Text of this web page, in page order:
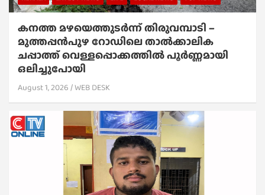
കനത്ത മഴയെത്തുടർന്ന് തിരുവമ്പാടി –
മുത്തപ്പൻപുഴ റോഡിലെ താൽക്കാലിക
ചപ്പാത്ത് വെള്ളപ്പൊക്കത്തിൽ പൂർണ്ണമായി
ഒലിച്ചുപോയി
August 1, 2026 WEB DESK